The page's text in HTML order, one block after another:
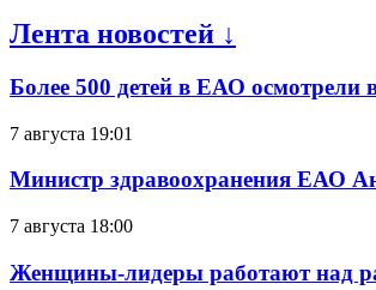
Лента новостей ↓
Более 500 детей в ЕАО осмотрели
7 августа 19:01
Министр здравоохранения ЕАО
7 августа 18:00
Женщины-лидеры работают над